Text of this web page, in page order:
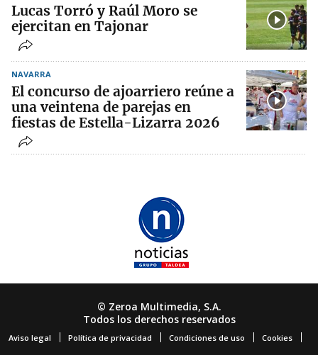
Lucas Torró y Raúl Moro se
ejercitan en Tajonar
NAVARRA
El concurso de ajoarriero reúne a
una veintena de parejas en
fiestas de Estella-Lizarra 2026
© Zeroa Multimedia, S.A.
Todos los derechos reservados
Aviso legal Política de privacidad Condiciones de uso Cookies